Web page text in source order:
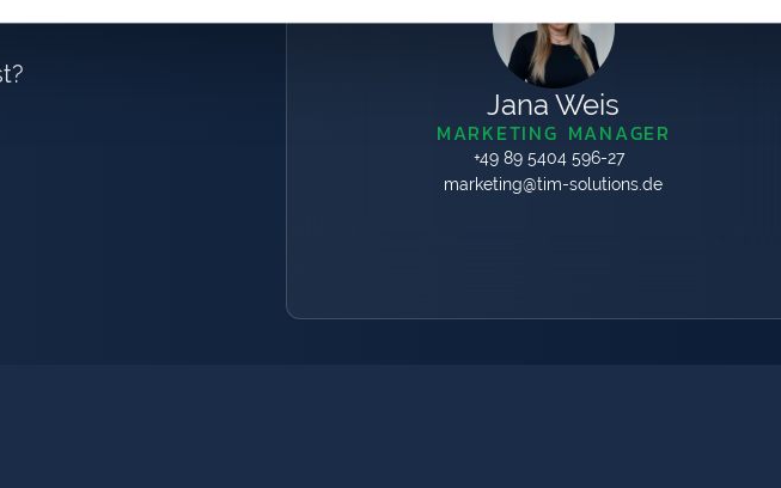
Jana Weis
MARKETING MANAGER
+49 89 5404 596-27
marketing@tim-solutions.de